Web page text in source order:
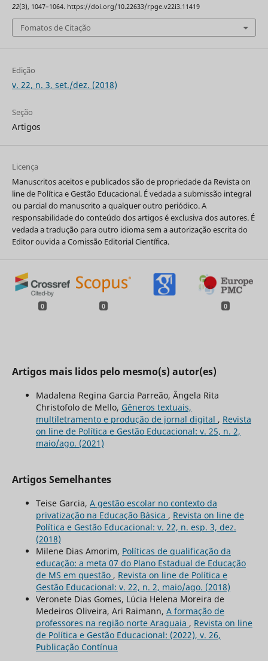
22(3), 1047–1064. https://doi.org/10.22633/rpge.v22i3.11419
Fomatos de Citação
Edição
v. 22, n. 3, set./dez. (2018)
Seção
Artigos
Licença
Manuscritos aceitos e publicados são de propriedade da Revista on
line de Política e Gestão Educacional. É vedada a submissão integral
ou parcial do manuscrito a qualquer outro periódico. A
responsabilidade do conteúdo dos artigos é exclusiva dos autores. É
vedada a tradução para outro idioma sem a autorização escrita do
Editor ouvida a Comissão Editorial Científica.
0 0 0
Artigos mais lidos pelo mesmo(s) autor(es)
Madalena Regina Garcia Parreão, Ângela Rita
Christofolo de Mello, Gêneros textuais,
multiletramento e produção de jornal digital , Revista
on line de Política e Gestão Educacional: v. 25, n. 2,
maio/ago. (2021)
Artigos Semelhantes
Teise Garcia, A gestão escolar no contexto da
privatização na Educação Básica , Revista on line de
Política e Gestão Educacional: v. 22, n. esp. 3, dez.
(2018)
Milene Dias Amorim, Políticas de qualificação da
educação: a meta 07 do Plano Estadual de Educação
de MS em questão , Revista on line de Política e
Gestão Educacional: v. 22, n. 2, maio/ago. (2018)
Veronete Dias Gomes, Lúcia Helena Moreira de
Medeiros Oliveira, Ari Raimann, A formação de
professores na região norte Araguaia , Revista on line
de Política e Gestão Educacional: (2022), v. 26,
Publicação Contínua